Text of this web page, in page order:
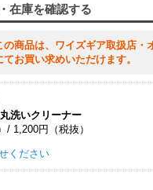
在庫を確認する
の商品は、ワイズギア取扱店・
てお買い求めいただけます。
洗いクリーナー
/ 1,200円（税抜）
ください